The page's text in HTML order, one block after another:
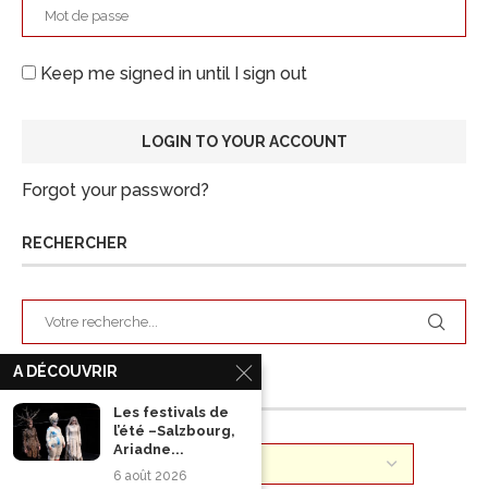
Keep me signed in until I sign out
Forgot your password?
RECHERCHER
ARCHIVES
A DÉCOUVRIR
Les festivals de
l’été –Salzbourg,
Ariadne...
6 août 2026